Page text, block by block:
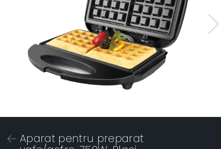
Aparat pentru preparat